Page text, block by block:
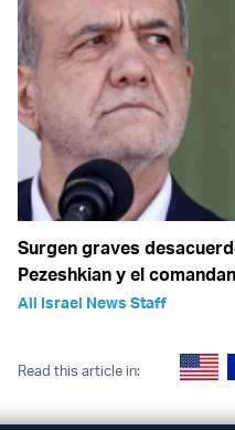
Surgen graves
Pezeshkian y el
All Israel News Staff
Read this article in: